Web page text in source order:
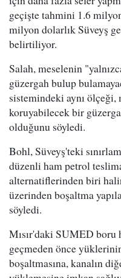
geçişte tahmini 1.6
milyon dolarlık Süveyş
belirtiliyor.
Salah, meselenin
güzergah bulup
sistemindeki aynı
koruyabilecek bir
olduğunu söyledi.
Bohl, Süveyş'teki
düzenli ham petrol
alternatiflerinden biri
üzerinden boşaltma
söyledi.
Mısır'daki SUMED boru
geçmeden önce
boşaltmasına, kanalın